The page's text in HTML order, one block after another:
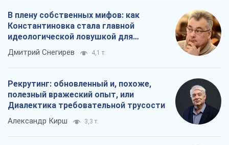
В плену собственных мифов: как
Константиновка стала главной
идеологической ловушкой для
российских оккупантов
Дмитрий Снегирев 4,1 т.
Рекрутинг: обновленный и, похоже,
полезный вражеский опыт, или
Диалектика требовательной трусости
Александр Кирш 3,3 т.